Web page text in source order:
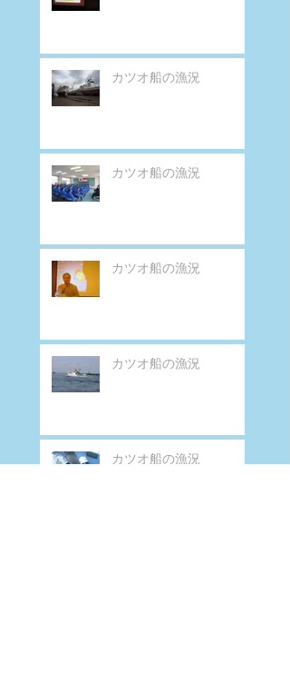
カツオ船の漁況
カツオ船の漁況
カツオ船の漁況
カツオ船の漁況
カツオ船の漁況